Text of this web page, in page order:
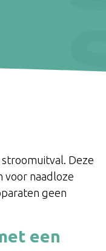
Deze
voor naadloze
geen
een